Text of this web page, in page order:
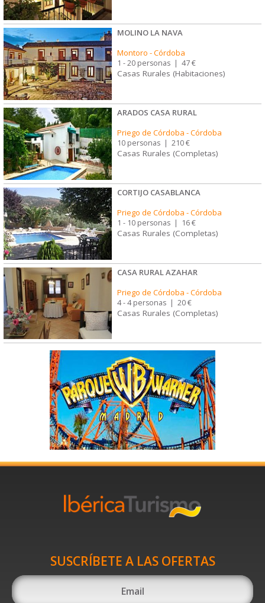
MOLINO LA NAVA
Montoro -Córdoba
1 - 20 personas | 47 €
Casas Rurales (Habitaciones)
ARADOS CASA RURAL
Priego de Córdoba -Córdoba
10 personas | 210 €
Casas Rurales (Completas)
CORTIJO CASABLANCA
Priego de Córdoba -Córdoba
1 - 10 personas | 16 €
Casas Rurales (Completas)
CASA RURAL AZAHAR
Priego de Córdoba -Córdoba
4 - 4 personas | 20 €
Casas Rurales (Completas)
SUSCRÍBETE A LAS OFERTAS